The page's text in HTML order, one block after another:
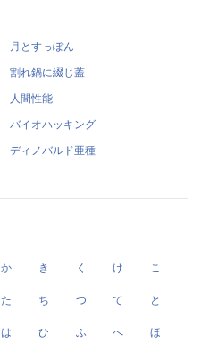
月とすっぽん
割れ鍋に綴じ蓋
人間性能
バイオハッキング
ディノバルド亜種
か き く け こ
た ち つ て と
は ひ ふ へ ほ